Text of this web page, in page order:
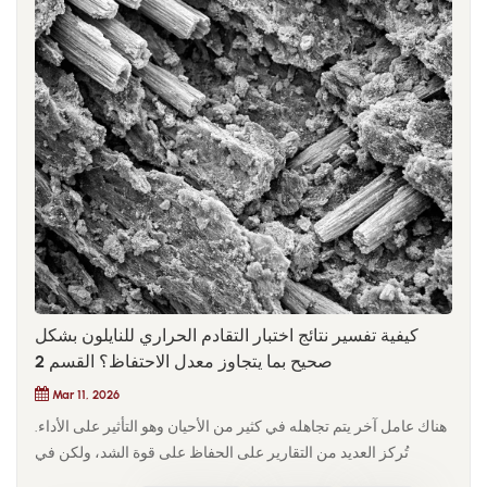
التصميم ومهندسو المواد وفرق المشتريات بتقييم المواد معاً، يمكنهم
مراعاة التصميم الهيكلي وأداء المواد والتسعير في آن واحد. من خلال
فهم تكلفة المواد على مستوى النظام، يتضح أن فرص توفير التكاليف
نادراً ما تأتي من معيار واحد، بل من التحسين عبر عملية تصميم المنتج
وتصنيعه بأكملها.لذلك، فإن مفتاح التحسين مادة النايلون التكلفة هي لا
يقتصر الأمر على إيجاد مواد أرخص فحسب، بل يتطلب ترسيخ عقلية
هندسية منهجية. فمن التصميم الهيكلي وأداء المواد إلى كفاءة التصنيع،
يمكن لكل مرحلة أن تؤثر على التكلفة النهائية. بمجرد أن تطور
الشركة هذه القدرة الشاملة لإدارة التكاليف، يتطور تحسين المواد من
مجرد تفاوض سلبي على الأسعار إلى أداة استراتيجية لتعزيز القدرة
التنافسية للمنتج.
كيفية تفسير نتائج اختبار التقادم الحراري للنايلون بشكل
صحيح بما يتجاوز معدل الاحتفاظ؟ القسم 2
Mar 11, 2026
هناك عامل آخر يتم تجاهله في كثير من الأحيان وهو التأثير على الأداء.
تُركز العديد من التقارير على الحفاظ على قوة الشد، ولكن في